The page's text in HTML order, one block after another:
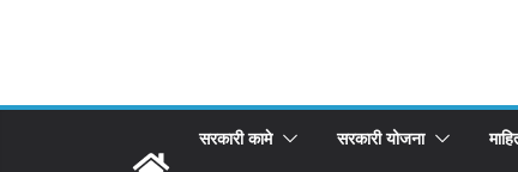
सरकारी कामे सरकारी योजना